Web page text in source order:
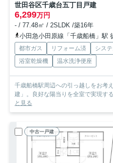
世田谷区千歳台五丁目戸建
6,299万円
- / 77.48㎡ / 2SLDK /築16年
小田急小田原線「千歳船橋」駅
都市ガス リフォーム済 シス
浴室乾燥機
温水洗浄便座
千歳船橋駅周辺への引っ越しをお考
建」。良好な陽当りを全室で実現す
と見る
中古一戸建